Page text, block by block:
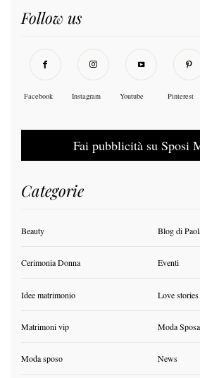
Follow us
Facebook Instagram Youtube Pinterest
Fai pubblicità su Sposi
Categorie
Beauty Blog di
Cerimonia Donna Eventi
Idee matrimonio Love stories
Matrimoni vip Moda Sposa
Moda sposo News